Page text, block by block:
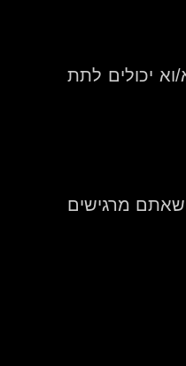
יכולים לתת
מרגישים